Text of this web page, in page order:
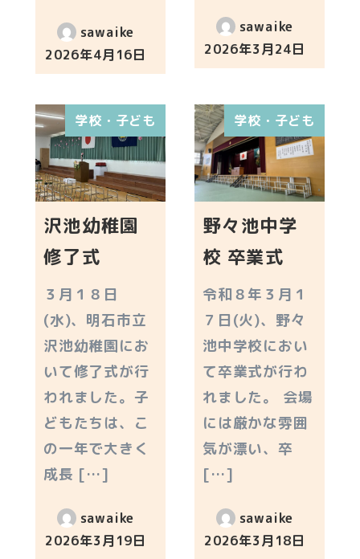
sawaike
投稿日
2026年4月16日
sawaike
投稿日
2026年3月24日
学校・子ども
沢池幼稚園
修了式
３月１８日
(水)、明石市立
沢池幼稚園にお
いて修了式が行
われました。子
どもたちは、こ
の一年で大きく
成長 […]
sawaike
投稿日
2026年3月19日
学校・子ども
野々池中学
校 卒業式
令和８年３月１
７日(火)、野々
池中学校におい
て卒業式が行わ
れました。 会場
には厳かな雰囲
気が漂い、卒
[…]
sawaike
投稿日
2026年3月18日